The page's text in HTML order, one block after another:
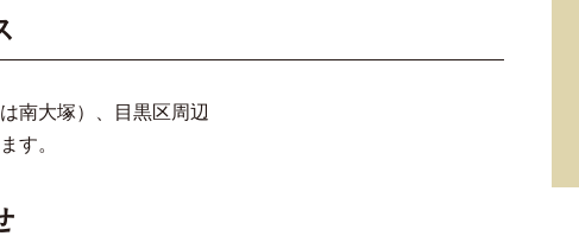
南大塚）、目黒区周辺
す。